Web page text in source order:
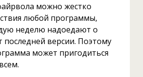
можно жестко
любой программы,
неделю надоедают о
последней версии. Поэтому
может пригодиться